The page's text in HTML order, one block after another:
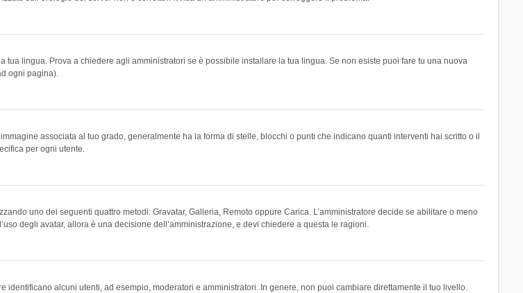
lingua. Prova a chiedere agli amministratori se è possibile installare la tua lingua. Se non esiste puoi fare tu una nuova
ogni pagina).
associata al tuo grado, generalmente ha la forma di stelle, blocchi o punti che indicano quanti interventi hai scritto o il
per ogni utente.
uno dei seguenti quattro metodi: Gravatar, Galleria, Remoto oppure Carica. L’amministratore decide se abilitare o meno
degli avatar, allora è una decisione dell’amministrazione, e devi chiedere a questa le ragioni.
alcuni utenti, ad esempio, moderatori e amministratori. In genere, non puoi cambiare direttamente il tuo livello.